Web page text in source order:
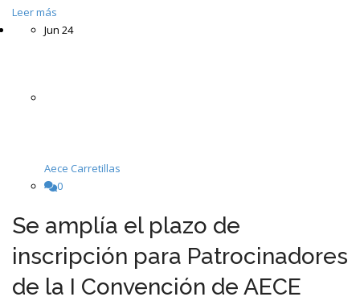
Leer más
Jun 24
Aece Carretillas
0
Se amplía el plazo de
inscripción para Patrocinadores
de la I Convención de AECE